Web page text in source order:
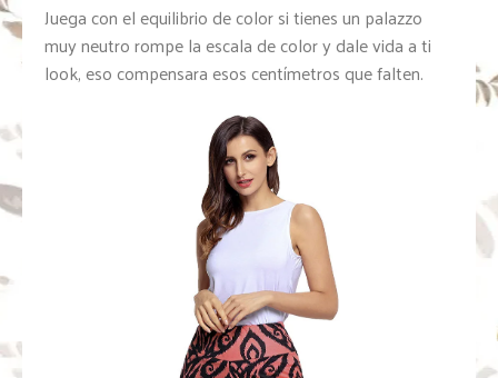
Juega con el equilibrio de color si tienes un palazzo
muy neutro rompe la escala de color y dale vida a ti
look, eso compensara esos centímetros que falten.